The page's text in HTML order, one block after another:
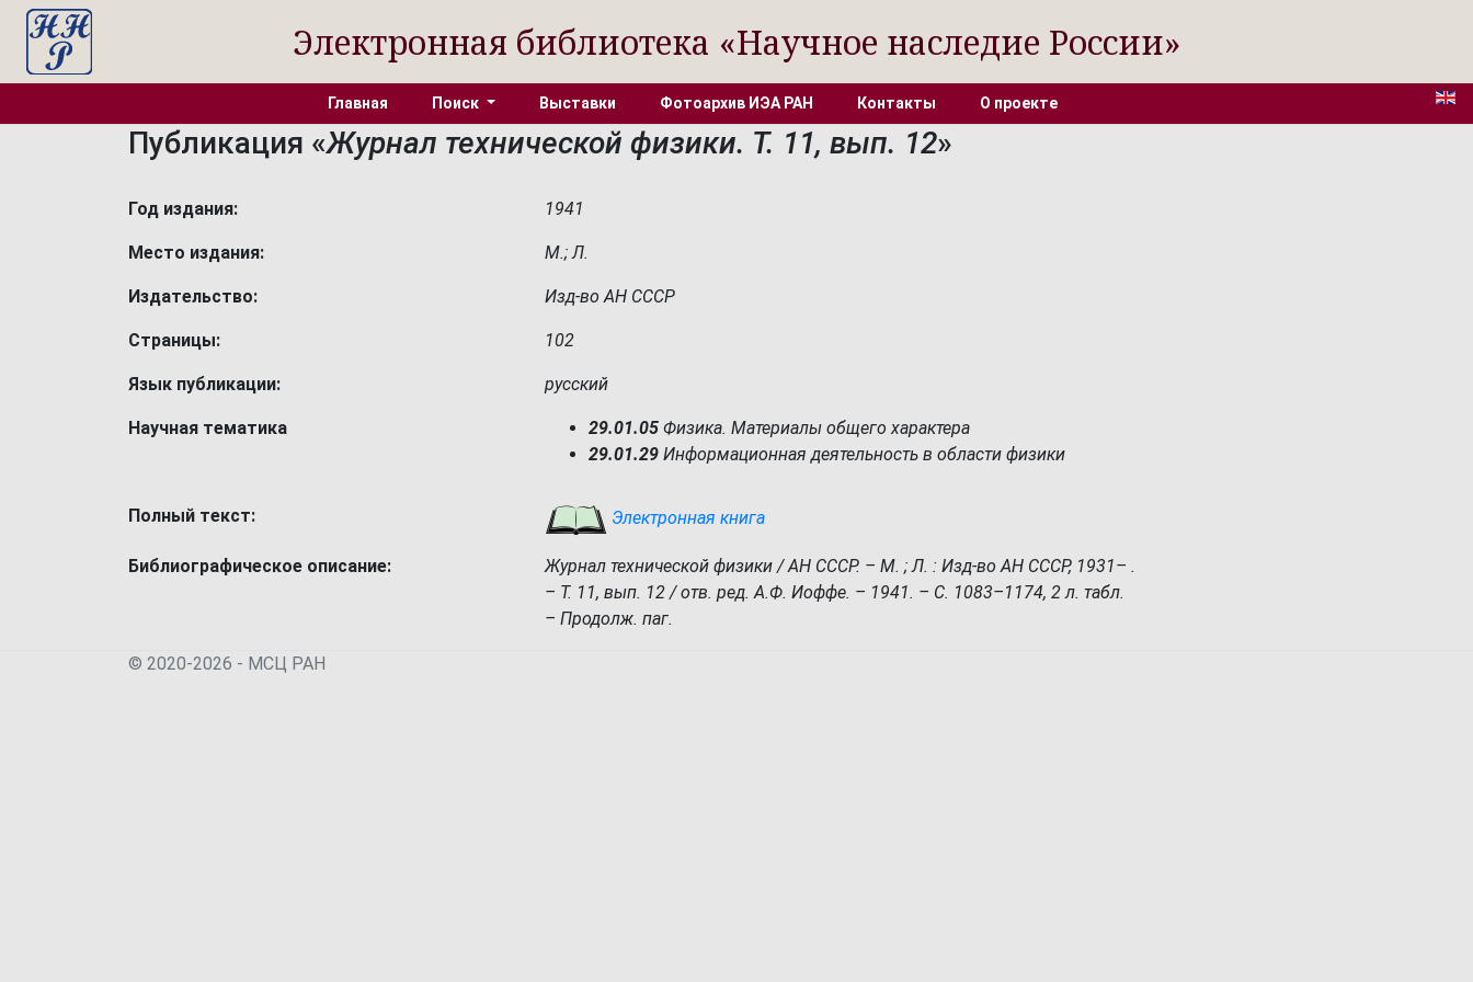
Электронная библиотека «Научное наследие России»
Главная Поиск Выставки Фотоархив ИЭА РАН Контакты О проекте
Публикация «Журнал технической физики. Т. 11, вып. 12»
Год издания: 1941
Место издания: М.; Л.
Издательство: Изд-во АН СССР
Страницы: 102
Язык публикации: русский
Научная тематика 29.01.05 Физика. Материалы общего характера
29.01.29 Информационная деятельность в области физики
Полный текст: Электронная книга
Библиографическое описание:
Журнал технической физики / АН СССР. – М. ; Л. : Изд-во АН СССР, 1931– .
– Т. 11, вып. 12 / отв. ред. А.Ф. Иоффе. – 1941. – С. 1083–1174, 2 л. табл.
– Продолж. паг.
© 2020-2026 - МСЦ РАН